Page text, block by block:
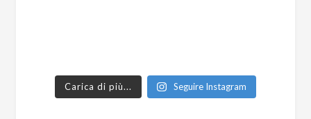
Carica di più... Seguire Instagram